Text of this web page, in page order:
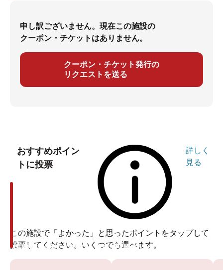
申し訳ございません。現在この施設の
クーポン・チケットはありません。
クーポン・チケット発行の
リクエストを送る
おすすめポイン
トに投票
詳しく
見る
この施設で「よかった」と思ったポイントをタップして
投票してください。いくつでも選べます。
投票ありがとうございます 投票ありがとうございます